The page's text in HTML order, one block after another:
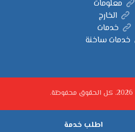
معلومات
الخارج
خدمات
خدمات ساخنة
اطلب خدمة